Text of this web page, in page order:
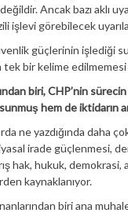
Ancak bazı aklı
işlevi görebilecek
güçlerinin işlediği
tek bir kelime
biri, CHP’nin
hem de
ne yazdığında daha
irade güçlenmesi,
hak, hukuk,
kaynaklanıyor.
biri ana